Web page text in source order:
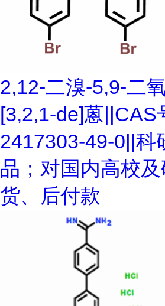
2,12-二溴-5,9-二
[3,2,1-de]蒽||CAS
2417303-49-0||科
品；对国内高校
货、后付款